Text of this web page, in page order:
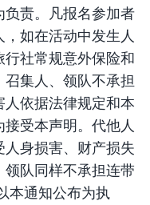
责。凡报名参加者
如在活动中发生人
社常规意外保险和
集人、领队不承担
依据法律规定和本
受本声明。代他人
身损害、财产损失
队同样不承担连带
本通知公布为执